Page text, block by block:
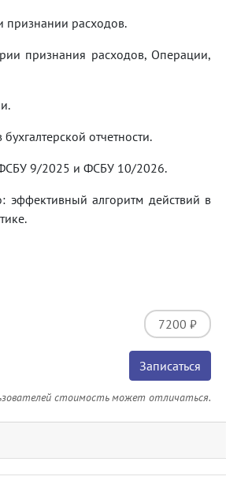
признании расходов.
признания расходов, Операции,
отчетности.
ФСБУ 9/2025 и ФСБУ 10/2026.
алгоритм действий в
7200 ₽
Записаться
стоимость может отличаться.